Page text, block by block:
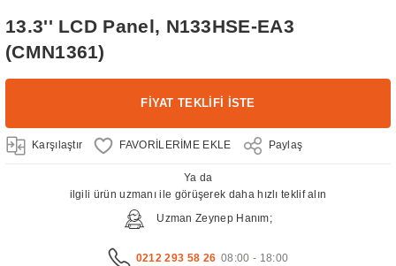
13.3'' LCD Panel, N133HSE-EA3
(CMN1361)
FİYAT TEKLİFİ İSTE
Karşılaştır Paylaş
Ya da
ilgili ürün uzmanı ile görüşerek daha hızlı teklif alın
Uzman Zeynep Hanım;
0212 293 58 26 08:00 - 18:00